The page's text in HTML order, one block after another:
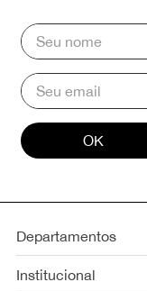
OK
Departamentos
Institucional